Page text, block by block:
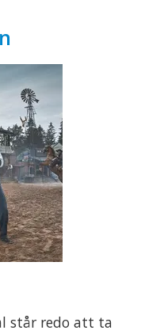
står redo att ta